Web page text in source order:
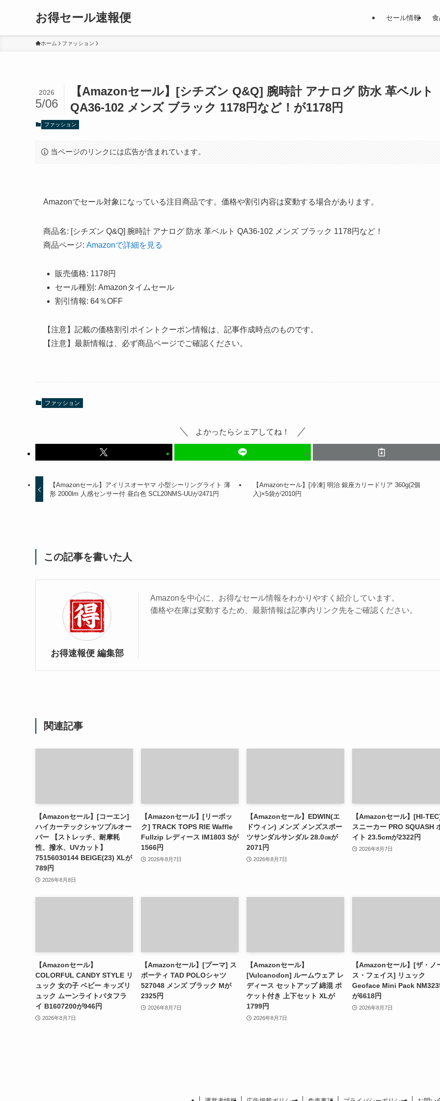
お得セール速報便 セール情報
ホーム ファッション
【Amazonセール】[シチズン Q&Q] 腕時計 アナログ 防水 革ベルト
QA36-102 メンズ ブラック 1178円など！が1178円
2026
5/06
ファッション
当ページのリンクには広告が含まれています。
Amazonでセール対象になっている注目商品です。価格や割引内容は変動する場合があります。
商品名: [シチズン Q&Q] 腕時計 アナログ 防水 革ベルト QA36-102 メンズ ブラック 1178円など！
商品ページ: Amazonで詳細を見る
販売価格: 1178円
セール種別: Amazonタイムセール
割引情報: 64％OFF
【注意】記載の価格割引ポイントクーポン情報は、記事作成時点のものです。
【注意】最新情報は、必ず商品ページでご確認ください。
ファッション
よかったらシェアしてね！
【Amazonセール】アイリスオーヤマ 小型シーリングライト 薄
形 2000lm 人感センサー付 昼白色 SCL20NMS-UUが2471円
【Amazonセール】[冷凍] 明治 銀座カリードリア 360g(2個
入)×5袋が2010円
この記事を書いた人
お得速報便 編集部
Amazonを中心に、お得なセール情報をわかりやすく紹介しています。
価格や在庫は変動するため、最新情報は記事内リンク先をご確認ください。
関連記事
【Amazonセール】[コーエン]
ハイカーテックシャツプルオー
バー 【ストレッチ、耐摩耗
性、撥水、UVカット】
75156030144 BEIGE(23) XLが
789円
2026年8月8日
【Amazonセール】[リーボッ
ク] TRACK TOPS RIE Waffle
Fullzip レディース IM1803 Sが
1566円
2026年8月7日
【Amazonセール】EDWIN(エ
ドウィン) メンズ メンズスポー
ツサンダルサンダル 28.0㎝が
2071円
2026年8月7日
【Amazonセール】[HI-
スニーカー PRO SQUASH
イト 23.5cmが2322円
2026年8月7日
【Amazonセール】
COLORFUL CANDY STYLE リ
ュック 女の子 ベビー キッズリ
ュック ムーンライトバタフラ
イ B1607200が946円
2026年8月7日
【Amazonセール】[プーマ] ス
ポーティ TAD POLOシャツ
527048 メンズ ブラック Mが
2325円
2026年8月7日
【Amazonセール】
[Vulcanodon] ルームウェア レ
ディース セットアップ 綿混 ポ
ケット付き 上下セット XLが
1799円
2026年8月7日
【Amazonセール】[ザ・ノ
ス・フェイス] リュック
Geoface Mini Pack
が6618円
2026年8月7日